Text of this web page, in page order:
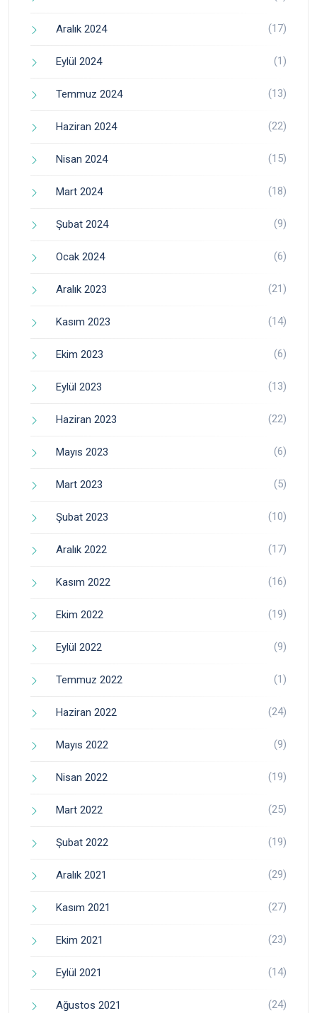
Aralık 2024 (17)
Eylül 2024 (1)
Temmuz 2024 (13)
Haziran 2024 (22)
Nisan 2024 (15)
Mart 2024 (18)
Şubat 2024 (9)
Ocak 2024 (6)
Aralık 2023 (21)
Kasım 2023 (14)
Ekim 2023 (6)
Eylül 2023 (13)
Haziran 2023 (22)
Mayıs 2023 (6)
Mart 2023 (5)
Şubat 2023 (10)
Aralık 2022 (17)
Kasım 2022 (16)
Ekim 2022 (19)
Eylül 2022 (9)
Temmuz 2022 (1)
Haziran 2022 (24)
Mayıs 2022 (9)
Nisan 2022 (19)
Mart 2022 (25)
Şubat 2022 (19)
Aralık 2021 (29)
Kasım 2021 (27)
Ekim 2021 (23)
Eylül 2021 (14)
Ağustos 2021 (24)